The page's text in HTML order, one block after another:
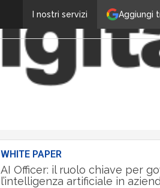
Aggiungi
I nostri servizi
WHITE PAPER
AI Officer: il ruolo chiave per
l’intelligenza artificiale in